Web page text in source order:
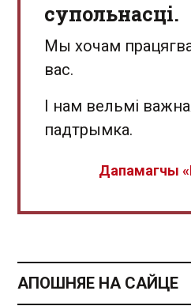
супольнасці.
Мы хочам
вас.
І нам вельмі
падтрымка.
Дапамагчы
АПОШНЯЕ НА САЙЦЕ